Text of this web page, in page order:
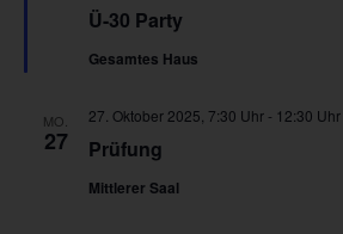
Ü-30 Party
Gesamtes Haus
MO.
27 Prüfung
27. Oktober 2025, 7:30 Uhr- 12:30 Uhr
Mittlerer Saal